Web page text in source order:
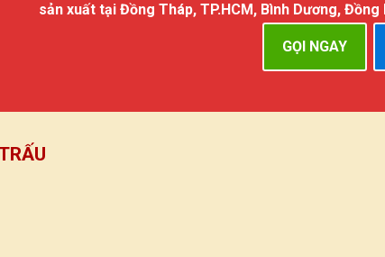
sản xuất tại Đồng Tháp, TP.HCM, Bình Dương,
GỌI NGAY